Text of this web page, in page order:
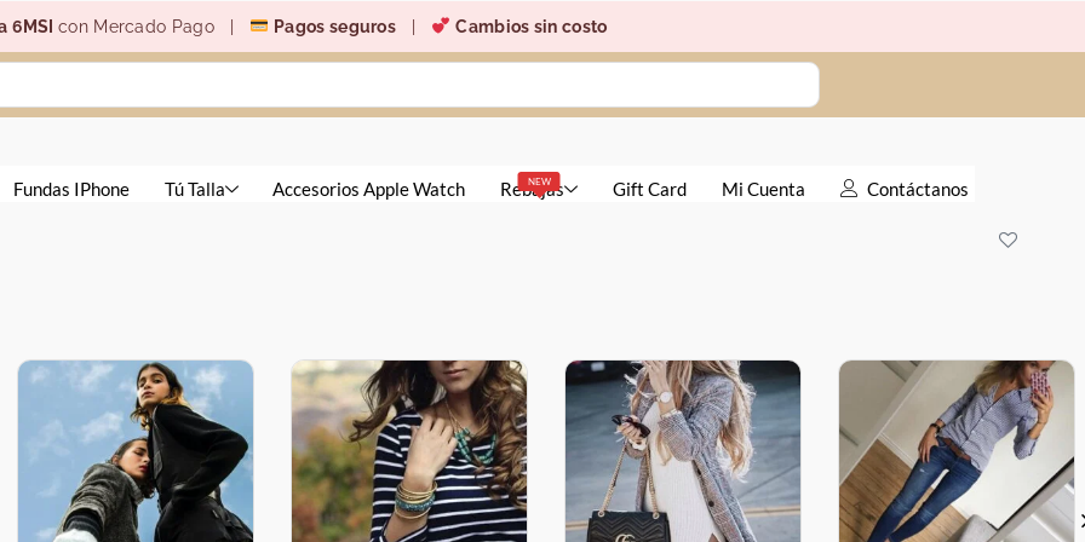
6MSIcon Mercado Pago | Pagos seguros Cambios sin costo
Fundas IPhone Tú Talla Accesorios Apple Watch NEW
Rebajas Gift Card Mi Cuenta Contáctanos